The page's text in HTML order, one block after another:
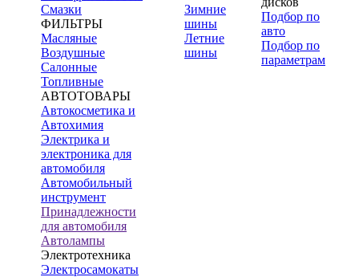
Смазки
ФИЛЬТРЫ
Масляные
Воздушные
Салонные
Топливные
АВТОТОВАРЫ
Автокосметика и
Автохимия
Электрика и
электроника для
автомобиля
Автомобильный
инструмент
Принадлежности
для автомобиля
Автолампы
Электротехника
Электросамокаты
Зимние
шины
Летние
шины
Подбор по
авто
Подбор по
параметрам